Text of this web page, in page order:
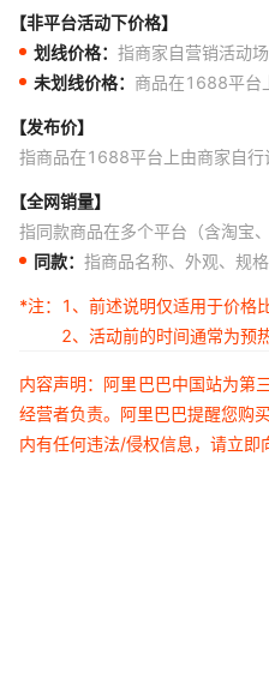
【非平台活动下价格】
划线价格： 指商家自营销活动
未划线价格： 商品在1688平台
【发布价】
指商品在1688平台上由商家自行
【全网销量】
指同款商品在多个平台（含淘宝
同款： 指商品名称、外观、规
*注：
1、前述说明仅适用于价格
2、活动前的时间通常为预
内容声明：阿里巴巴中国站为第
经营者负责。阿里巴巴提醒您购
内有任何违法/侵权信息，请立即